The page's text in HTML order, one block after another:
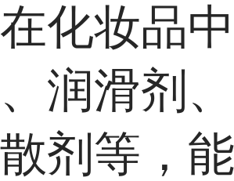
化妆品
润滑剂
剂等，